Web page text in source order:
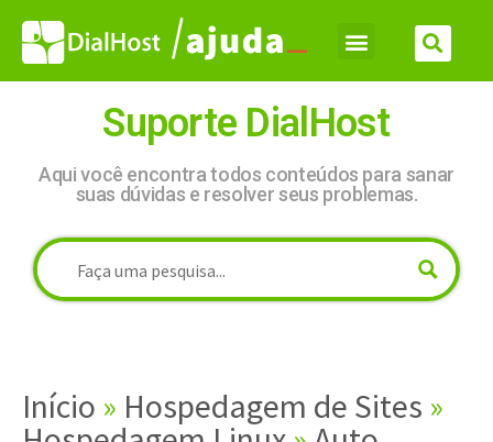
Suporte DialHost
Aqui você encontra todos conteúdos para sanar
suas dúvidas e resolver seus problemas.
Início » Hospedagem de Sites »